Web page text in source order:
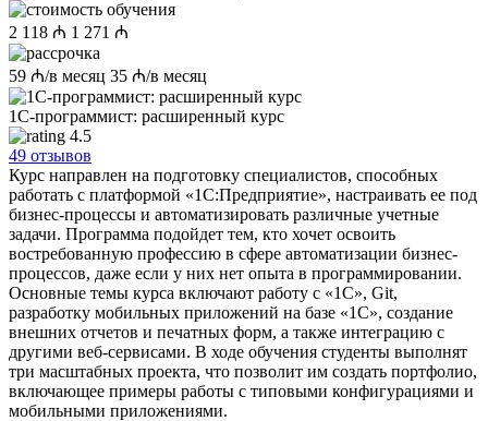
2 118 ₼ 1 271 ₼
59 ₼/в месяц 35 ₼/в месяц
1C-программист: расширенный курс
4.5
49 отзывов
Курс направлен на подготовку специалистов, способных
работать с платформой «1С:Предприятие», настраивать ее под
бизнес-процессы и автоматизировать различные учетные
задачи. Программа подойдет тем, кто хочет освоить
востребованную профессию в сфере автоматизации бизнес-
процессов, даже если у них нет опыта в программировании.
Основные темы курса включают работу с «1С», Git,
разработку мобильных приложений на базе «1С», создание
внешних отчетов и печатных форм, а также интеграцию с
другими веб-сервисами. В ходе обучения студенты выполнят
три масштабных проекта, что позволит им создать портфолио,
включающее примеры работы с типовыми конфигурациями и
мобильными приложениями.